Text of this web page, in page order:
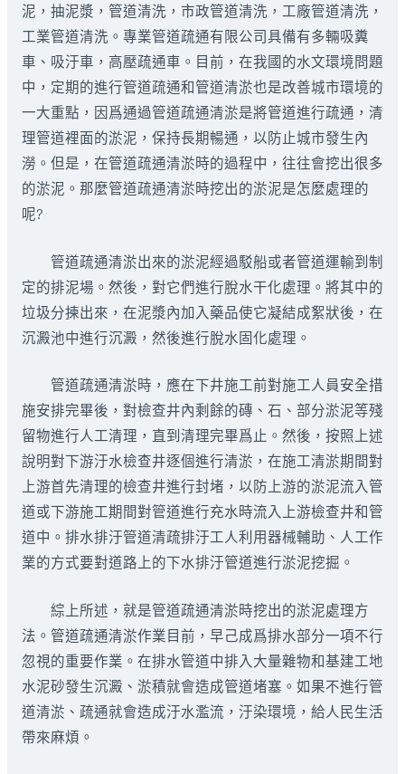
泥，抽泥漿，管道清洗，市政管道清洗，工廠管道清洗，
工業管道清洗。專業管道疏通有限公司具備有多輛吸糞
車、吸汙車，高壓疏通車。目前，在我國的水文環境問題
中，定期的進行管道疏通和管道清淤也是改善城市環境的
一大重點，因爲通過管道疏通清淤是將管道進行疏通，清
理管道裡面的淤泥，保持長期暢通，以防止城市發生內
澇。但是，在管道疏通清淤時的過程中，往往會挖出很多
的淤泥。那麼管道疏通清淤時挖出的淤泥是怎麼處理的
呢?
管道疏通清淤出來的淤泥經過駁船或者管道運輸到制
定的排泥場。然後，對它們進行脫水干化處理。將其中的
垃圾分揀出來，在泥漿內加入藥品使它凝結成絮狀後，在
沉澱池中進行沉澱，然後進行脫水固化處理。
管道疏通清淤時，應在下井施工前對施工人員安全措
施安排完畢後，對檢查井內剩餘的磚、石、部分淤泥等殘
留物進行人工清理，直到清理完畢爲止。然後，按照上述
說明對下游汙水檢查井逐個進行清淤，在施工清淤期間對
上游首先清理的檢查井進行封堵，以防上游的淤泥流入管
道或下游施工期間對管道進行充水時流入上游檢查井和管
道中。排水排汙管道清疏排汙工人利用器械輔助、人工作
業的方式要對道路上的下水排汙管道進行淤泥挖掘。
綜上所述，就是管道疏通清淤時挖出的淤泥處理方
法。管道疏通清淤作業目前，早己成爲排水部分一項不行
忽視的重要作業。在排水管道中排入大量雜物和基建工地
水泥砂發生沉澱、淤積就會造成管道堵塞。如果不進行管
道清淤、疏通就會造成汙水濫流，汙染環境，給人民生活
帶來麻煩。